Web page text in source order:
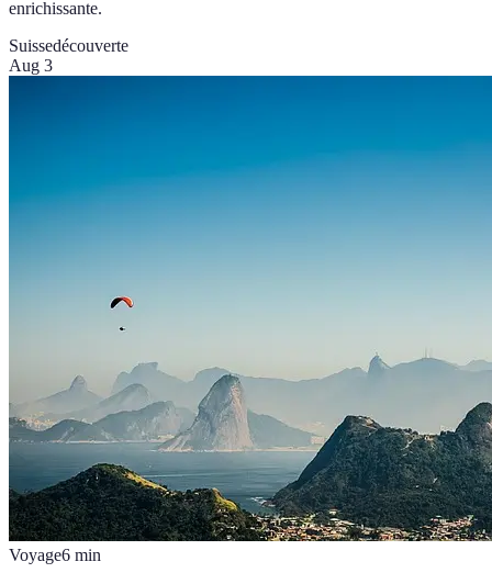
enrichissante.
Suissedécouverte
Aug 3
Voyage6 min